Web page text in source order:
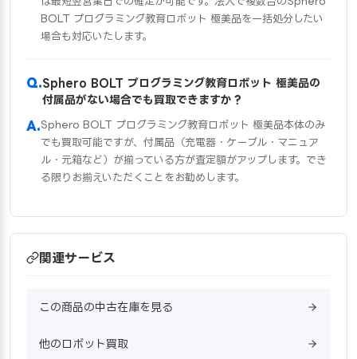
BOLT プログラミング教育ロボット 極美品を一括処分したい
場合も対応いたします。
Sphero BOLT プログラミング教育ロボット 極美品の
付属品がない場合でも買取できますか？
Sphero BOLT プログラミング教育ロボット 極美品本体のみ
でも買取可能ですが、付属品（充電器・ケーブル・マニュア
ル・元箱など）が揃っている方が査定額がアップします。でき
る限りお揃えいただくことをお勧めします。
関連サービス
この商品の中古在庫を見る
他のロボット買取